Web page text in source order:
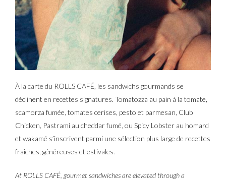
À la carte du ROLLS CAFÉ, les sandwichs gourmands se
déclinent en recettes signatures. Tomatozza au pain à la tomate,
scamorza fumée, tomates cerises, pesto et parmesan, Club
Chicken, Pastrami au cheddar fumé, ou Spicy Lobster au homard
et wakamé s’inscrivent parmi une sélection plus large de recettes
fraîches, généreuses et estivales.
At ROLLS CAFÉ, gourmet sandwiches are elevated through a